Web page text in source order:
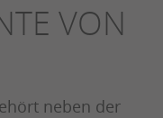
VON
neben der